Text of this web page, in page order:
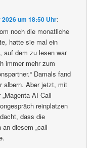
2026 um 18:50 Uhr:
noch die monatliche
hatte sie mal ein
auf dem zu lesen war
immer mehr zum
Damals fand
albern. Aber jetzt, mit
AI Call
reinplatzen
dass die
diesem „call